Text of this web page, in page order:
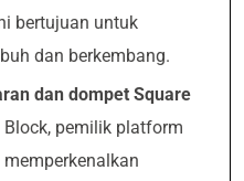
bertujuan untuk
dan berkembang.
dan dompet Square
Block, pemilik platform